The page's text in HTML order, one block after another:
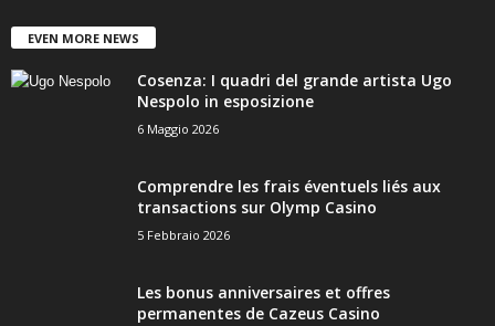
EVEN MORE NEWS
Cosenza: I quadri del grande artista Ugo
Nespolo in esposizione
6 Maggio 2026
Comprendre les frais éventuels liés aux
transactions sur Olymp Casino
5 Febbraio 2026
Les bonus anniversaires et offres
permanentes de Cazeus Casino